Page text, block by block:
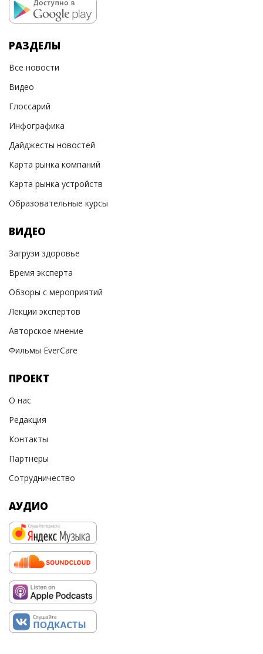
РАЗДЕЛЫ
Все новости
Видео
Глоссарий
Инфографика
Дайджесты новостей
Карта рынка компаний
Карта рынка устройств
Образовательные курсы
ВИДЕО
Загрузи здоровье
Время эксперта
Обзоры с мероприятий
Лекции экспертов
Авторское мнение
Фильмы EverCare
ПРОЕКТ
О нас
Редакция
Контакты
Партнеры
Сотрудничество
АУДИО